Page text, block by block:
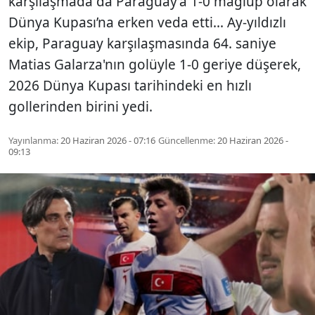
Dünya Kupası’na erken veda etti... Ay-yıldızlı
ekip, Paraguay karşılaşmasında 64. saniye
Matias Galarza'nın golüyle 1-0 geriye düşerek,
2026 Dünya Kupası tarihindeki en hızlı
gollerinden birini yedi.
Yayınlanma:20 Haziran 2026 - 07:16 Güncellenme:20 Haziran 2026 -
09:13